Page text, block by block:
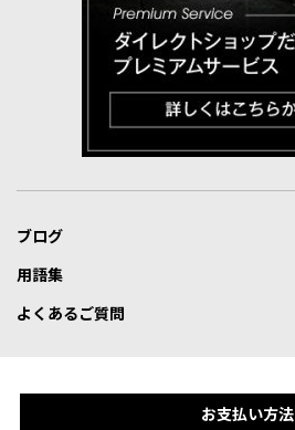
ブログ
用語集
よくあるご質問
お支払い方法